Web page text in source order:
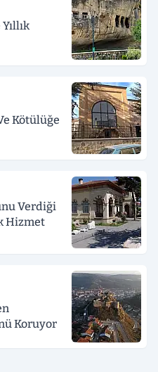
Kötülüğe
Verdiği
Hizmet
Koruyor